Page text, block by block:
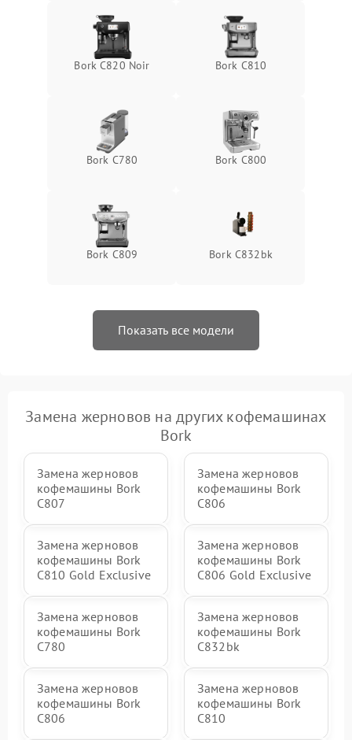
Bork C820 Noir Bork C810
Bork C780 Bork C800
Bork C809 Bork C832bk
Показать все модели
Замена жерновов на других кофемашинах
Bork
Замена жерновов
кофемашины Bork
C807
Замена жерновов
кофемашины Bork
C806
Замена жерновов
кофемашины Bork
C810 Gold Exclusive
Замена жерновов
кофемашины Bork
C806 Gold Exclusive
Замена жерновов
кофемашины Bork
C780
Замена жерновов
кофемашины Bork
C832bk
Замена жерновов
кофемашины Bork
C806
Замена жерновов
кофемашины Bork
C810